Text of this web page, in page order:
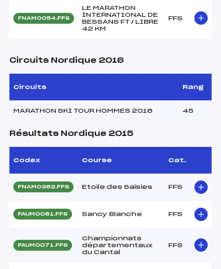
FNAM0054.FFS
LE MARATHON
INTERNATIONAL DE
BESSANS FT / LIBRE
42 KM
FFS
Circuits Nordique 2016
Circuits Rang
MARATHON SKI TOUR HOMMES 2016 45
Résultats Nordique 2015
Codex Course Cat.
FNAM0362.FFS Etoile des Saisies FFS
FAUM0061.FFS Sancy Blanche FFS
FAUM0071.FFS
Championnats
départementaux
du Cantal
FFS